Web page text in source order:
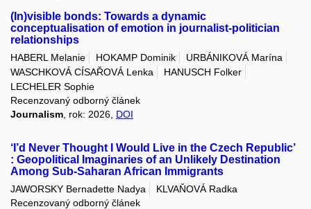
(In)visible bonds: Towards a dynamic
conceptualisation of emotion in journalist-politician
relationships
HABERL Melanie HOKAMP Dominik
URBÁNIKOVÁ Marína
WASCHKOVÁ CÍSAŘOVÁ Lenka
HANUSCH Folker
LECHELER Sophie
Recenzovaný odborný článek
Journalism, rok: 2026, DOI
‘I’d Never Thought I Would Live in the Czech Republic’
: Geopolitical Imaginaries of an Unlikely Destination
Among Sub-Saharan African Immigrants
JAWORSKY Bernadette Nadya
KLVAŇOVÁ Radka
Recenzovaný odborný článek